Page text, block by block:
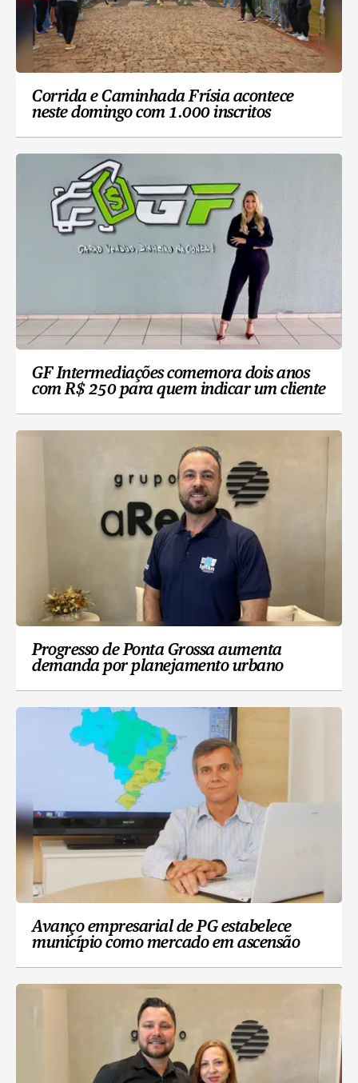
Corrida e Caminhada Frísia acontece
neste domingo com 1.000 inscritos
GF Intermediações comemora dois anos
com R$ 250 para quem indicar um cliente
Progresso de Ponta Grossa aumenta
demanda por planejamento urbano
Avanço empresarial de PG estabelece
município como mercado em ascensão